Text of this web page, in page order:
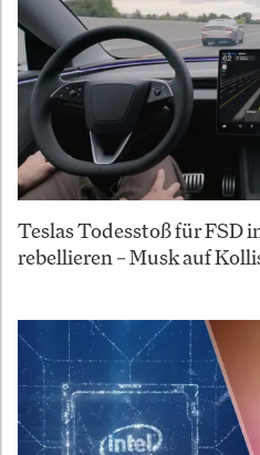
Teslas Todesstoß für FSD
rebellieren – Musk auf